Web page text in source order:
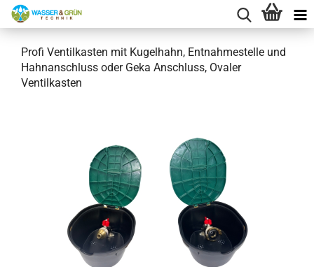
Profi Ventilkasten mit Kugelhahn, Entnahmestelle und
Hahnanschluss oder Geka Anschluss, Ovaler
Ventilkasten